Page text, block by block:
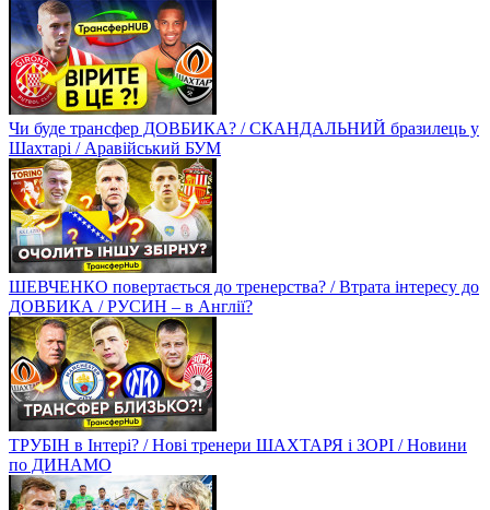
Чи буде трансфер ДОВБИКА? / СКАНДАЛЬНИЙ бразилець у
Шахтарі / Аравійський БУМ
ШЕВЧЕНКО повертається до тренерства? / Втрата інтересу до
ДОВБИКА / РУСИН – в Англії?
ТРУБІН в Інтері? / Нові тренери ШАХТАРЯ і ЗОРІ / Новини
по ДИНАМО